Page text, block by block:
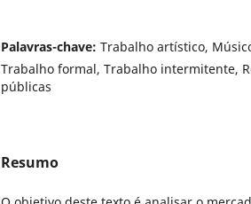
Palavras-chave: Trabalho artístico,
Trabalho formal, Trabalho intermitente,
públicas
Resumo